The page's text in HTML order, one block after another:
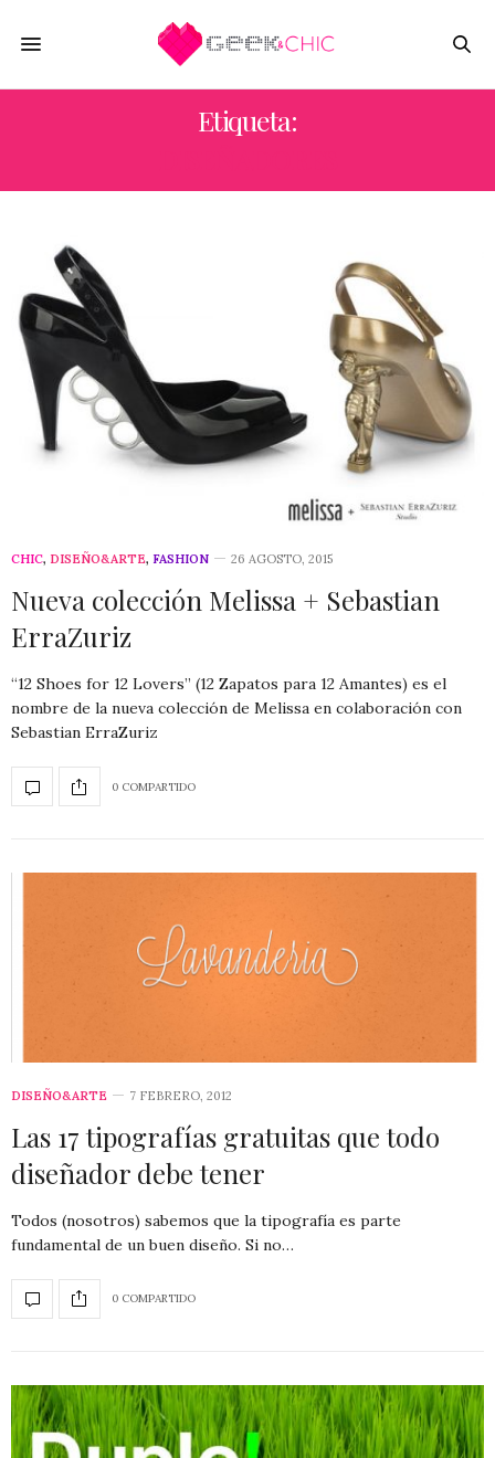
Etiqueta:
CHIC, DISEÑO&ARTE, FASHION 26 AGOSTO, 2015
Nueva colección Melissa + Sebastian
ErraZuriz
“12 Shoes for 12 Lovers” (12 Zapatos para 12 Amantes) es el
nombre de la nueva colección de Melissa en colaboración con
Sebastian ErraZuriz
0 COMPARTIDO
DISEÑO&ARTE 7 FEBRERO, 2012
Las 17 tipografías gratuitas que todo
diseñador debe tener
Todos (nosotros) sabemos que la tipografía es parte
fundamental de un buen diseño. Si no…
0 COMPARTIDO